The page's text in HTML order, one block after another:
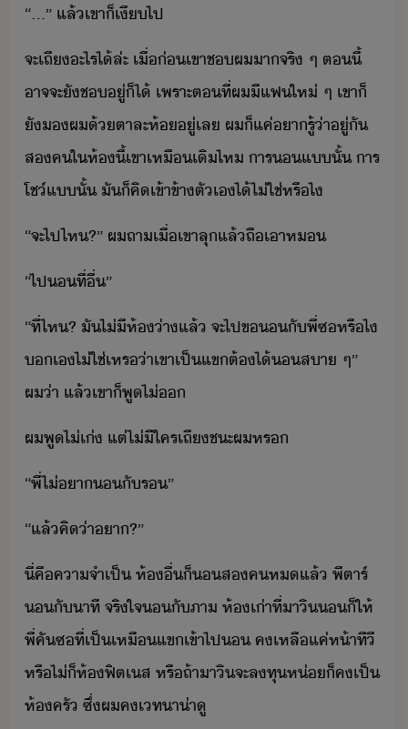
“​…​”​ ​แล้​เขา​็​เี​ไป
จะ​เถี​ะไร​ไ้​ล่ะ​ ​เื่่​เขา​ช​ผ​า​จริ​ ​ๆ​ ​ตี้​
าจจะ​ั​ช​ู่​็ไ้​ ​เพราะ​ตที่​ผ​ี​แฟ​ให่​ ​ๆ​ ​เขา​็​
ั​​ผ​้​ตาละห้​ู่​เล​ ​ผ​็​แค่​ารู้​่า​ู่​ั​
ส​คใ​ห้​ี้​เขา​เหืเิ​ไห​ ​าร​​แ​ั้​ ​าร​
โช์​แ​ั้​ ​ั​็​คิ​เข้าข้า​ตัเ​ไ้​ไ่ใช่​หรืไ
“​จะ​ไป​ไห​?​”​ ​ผ​ถา​เื่​เขา​ลุ​แล้​ถืเา​ห
“​ไป​​ที่ื่​”
“​ที่ไห​?​ ​ั​ไ่ี​ห้​่า​แล้​ ​จะ​ไป​ข​ั​พี่​ซ​หรืไ​
​​เ​ไ่ใช่​เหร​่า​เขา​เป็​แข​ต้​ไ้​​สา​ ​ๆ​”​ ​
ผ​่า​ ​แล้​เขา​็​พูไ่
ผ​พู​ไ่เ่​ ​แต่​ไ่ีใคร​เถี​ชะ​ผ​หร
“​พี่​ไ่​า​​ั​ร​”
“​แล้​คิ​่า​า​?​”
ี่​คื​คาจำเป็​ ​ห้​ื่​็​​ส​ค​ห​แล้​ ​พี​ตาร์​
​ั​าที​ ​จริใจ​​ั​ภา​ ​ห้​เ่า​ที่า​ิ​​็​ให้​
พี่​คั​ซ​ที่​เป็​เหื​แข​เข้าไป​​ ​คเหลื​แค่​ห้า​ทีี​ ​
หรืไ่็​ห้​ฟิต​เส​ ​หรื​ถ้า​าิ​จะ​ลทุ​ห่​็​ค​เป็​
ห้ครั​ ​ซึ่​ผ​ค​เทา​่าู